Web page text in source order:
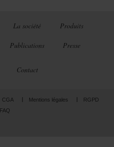
La société Produits
Publications Presse
Contact
CGA Mentions légales
RGPD
FAQ